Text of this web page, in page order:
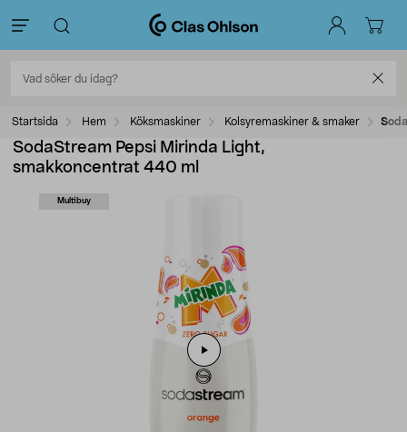
Startsida Hem Köksmaskiner Kolsyremaskiner & smaker
SodaStream Pepsi Mirinda Light,
smakkoncentrat 440 ml
Multibuy